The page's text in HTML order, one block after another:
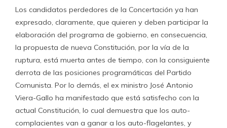
Los candidatos perdedores de la Concertación ya han
expresado, claramente, que quieren y deben participar la
elaboración del programa de gobierno, en consecuencia,
la propuesta de nueva Constitución, por la vía de la
ruptura, está muerta antes de tiempo, con la consiguiente
derrota de las posiciones programáticas del Partido
Comunista. Por lo demás, el ex ministro José Antonio
Viera-Gallo ha manifestado que está satisfecho con la
actual Constitución, lo cual demuestra que los auto-
complacientes van a ganar a los auto-flagelantes, y